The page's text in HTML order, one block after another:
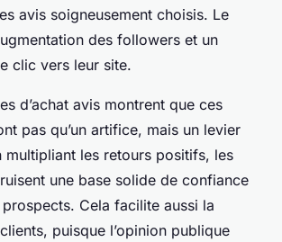
avis soigneusement choisis. Le
des followers et un
clic vers leur site.
d’achat avis montrent que ces
pas qu’un artifice, mais un levier
multipliant les retours positifs, les
une base solide de confiance
Cela facilite aussi la
puisque l’opinion publique